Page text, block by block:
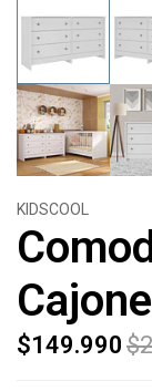
KIDSCOOL
$149.990